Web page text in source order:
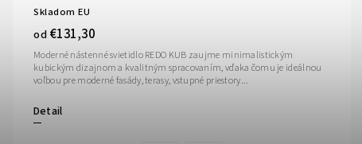
Skladom EU
od €131,30
Detail
Moderné nástenné svietidlo REDO KUB zaujme minimalistickým
kubickým dizajnom a kvalitným spracovaním, vďaka čomu je ideálnou
voľbou pre moderné fasády, terasy, vstupné priestory...